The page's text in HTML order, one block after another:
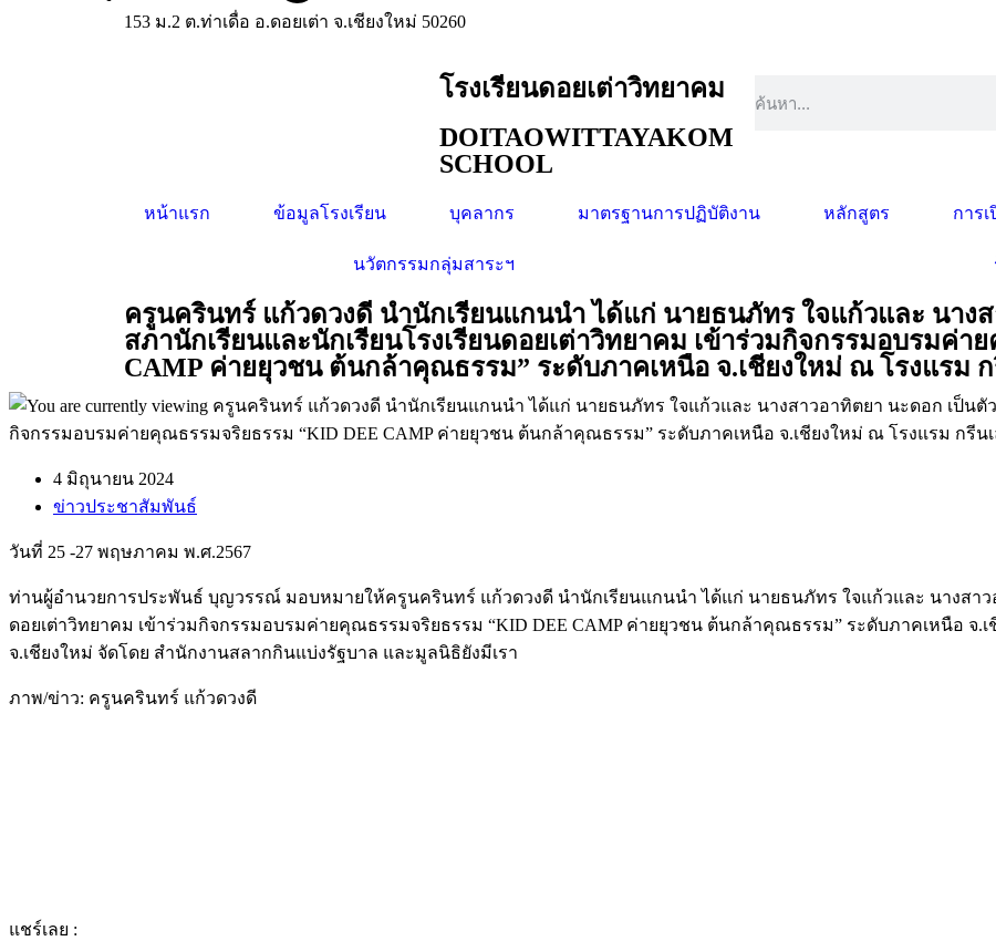
153 ม.2 ต.ท่าเดื่อ อ.ดอยเต่า จ.เชียงใหม่ 50260
โรงเรียนดอยเต่าวิทยาคม
DOITAOWITTAYAKOM
SCHOOL
หน้าแรก ข้อมูลโรงเรียน บุคลากร มาตรฐานการปฏิบัติงาน หลักสูตร การ
นวัตกรรมกลุ่มสาระฯ
ครูนครินทร์ แก้วดวงดี นำนักเรียนแกนนำ ได้แก่ นายธนภัทร ใจแก้วและ นาง
สภานักเรียนและนักเรียนโรงเรียนดอยเต่าวิทยาคม เข้าร่วมกิจกรรมอบรมค่า
CAMP ค่ายยุวชน ต้นกล้าคุณธรรม” ระดับภาคเหนือ จ.เชียงใหม่ ณ โรงแรม
4 มิถุนายน 2024
ข่าวประชาสัมพันธ์
วันที่ 25 -27 พฤษภาคม พ.ศ.2567
ท่านผู้อํานวยการประพันธ์ บุญวรรณ์ มอบหมายให้ครูนครินทร์ แก้วดวงดี นำนักเรียนแกนนำ ได้แก่ นายธนภัทร ใจแก้วและ นางสาว
ดอยเต่าวิทยาคม เข้าร่วมกิจกรรมอบรมค่ายคุณธรรมจริยธรรม “KID DEE CAMP ค่ายยุวชน ต้นกล้าคุณธรรม” ระดับภาคเหนือ จ.
จ.เชียงใหม่ จัดโดย สำนักงานสลากกินแบ่งรัฐบาล และมูลนิธิยังมีเรา
ภาพ/ข่าว: ครูนครินทร์ แก้วดวงดี
แชร์เลย :